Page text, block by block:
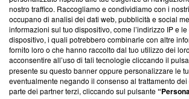
News, sui nostri processi editoriali e su
creare news di qualità. Inoltre, afferma la
‘Trust Project - News with Integrity’Blasting
ancora membro del programma, ma ha
parte; Trust Project non ha ancora effettuato
conformità agli standard.
Su di noi
nostro traffico. Raccogliamo e condividiamo con i nostri
occupano di analisi dei dati web, pubblicità e social
informazioni sul tuo dispositivo, come l’indirizzo IP e
dispositivo, i quali potrebbero combinarle con altre
fornito loro o che hanno raccolto dal tuo utilizzo dei
acconsentire all’uso di tali tecnologie cliccando il
presente su questo banner oppure personalizzare le
eventualmente negando il consenso al trattamento
parte dei partner terzi, cliccando sul pulsante